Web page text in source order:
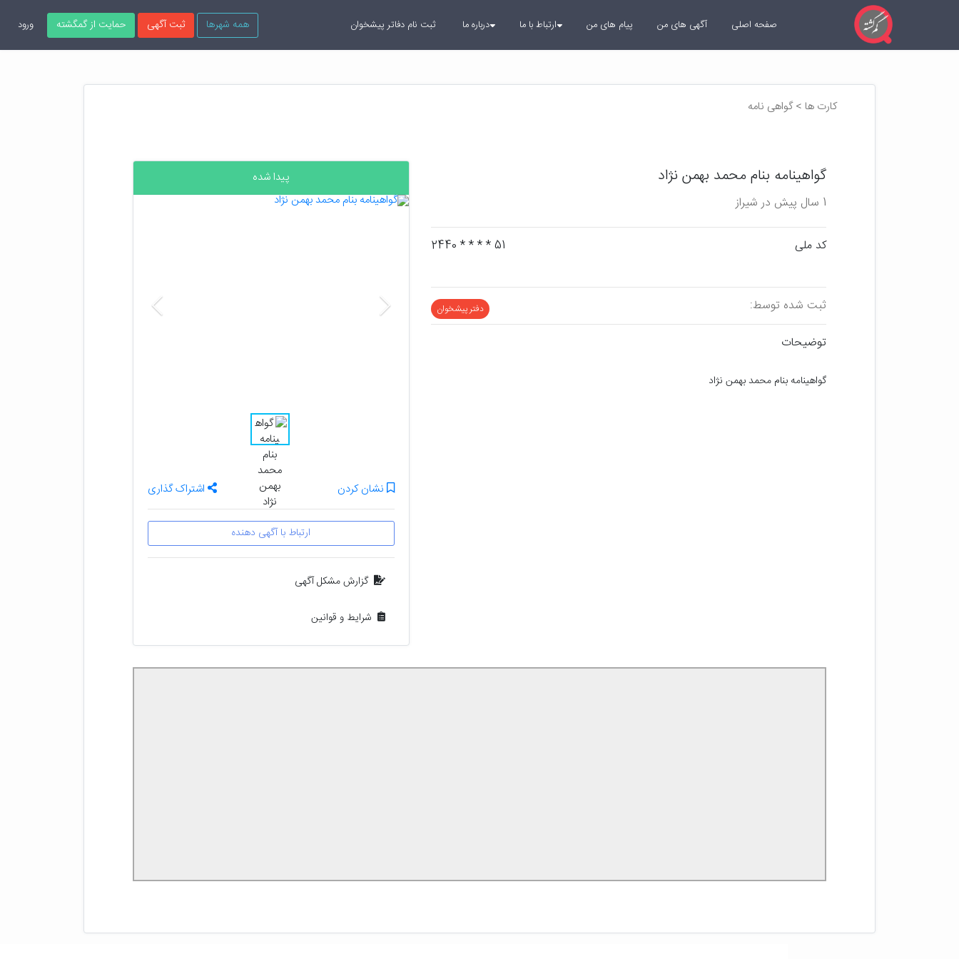
همه شهرها ثبت آگهی حمایت از گمگشته ورود صفحه اصلی آگهی های من پیام های من ارتباط با ما درباره ما ثبت نام دفاتر پیشخوان
کارت ها > گواهی نامه
گواهینامه بنام محمد بهمن نژاد
1 سال پیش در شیراز
کد ملی 51 * * * * 2440
ثبت شده توسط: دفتر پیشخوان
توضیحات
گواهینامه بنام محمد بهمن نژاد
پیدا شده
بعدی
نشان کردن اشتراک گذاری
ارتباط با آگهی دهنده
گزارش مشکل آگهی
شرایط و قوانین